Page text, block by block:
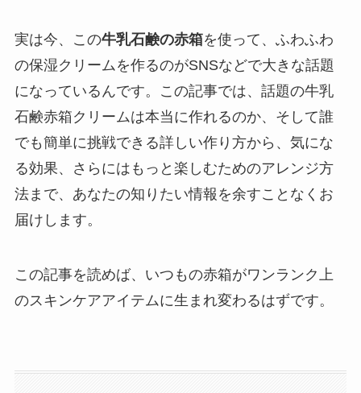
実は今、この牛乳石鹸の赤箱を使って、ふわふわ
の保湿クリームを作るのがSNSなどで大きな話題
になっているんです。この記事では、話題の牛乳
石鹸赤箱クリームは本当に作れるのか、そして誰
でも簡単に挑戦できる詳しい作り方から、気にな
る効果、さらにはもっと楽しむためのアレンジ方
法まで、あなたの知りたい情報を余すことなくお
届けします。
この記事を読めば、いつもの赤箱がワンランク上
のスキンケアアイテムに生まれ変わるはずです。